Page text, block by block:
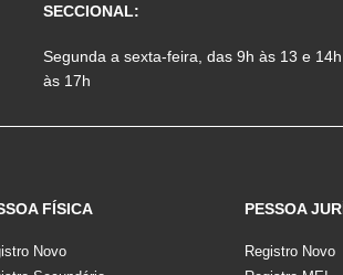
SECCIONAL:
Segunda a sexta-feira, das 9h às 13 e 14h
às 17h
FÍSICA
Novo
PESSOA
Registro Novo